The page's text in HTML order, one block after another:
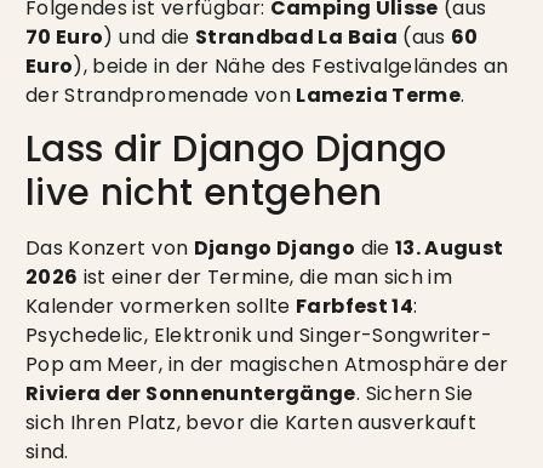
Folgendes ist verfügbar: Camping Ulisse (aus
70 Euro) und die Strandbad La Baia (aus 60
Euro), beide in der Nähe des Festivalgeländes an
der Strandpromenade von Lamezia Terme.
Lass dir Django Django
live nicht entgehen
Das Konzert von Django Django die 13. August
2026 ist einer der Termine, die man sich im
Kalender vormerken sollte Farbfest 14:
Psychedelic, Elektronik und Singer-Songwriter-
Pop am Meer, in der magischen Atmosphäre der
Riviera der Sonnenuntergänge. Sichern Sie
sich Ihren Platz, bevor die Karten ausverkauft
sind.